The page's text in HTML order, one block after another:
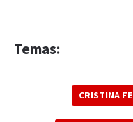
Temas:
CRISTINA